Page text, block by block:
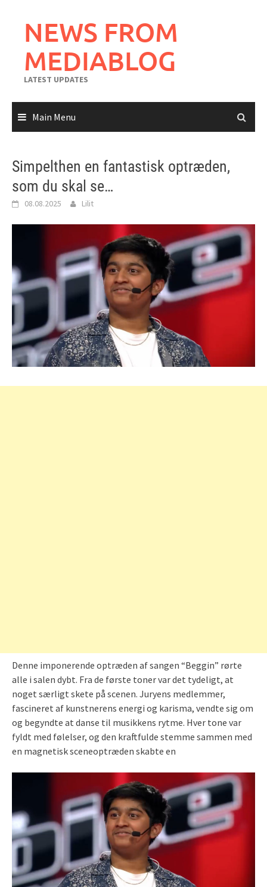
contentNEWS FROM
MEDIABLOG
LATEST UPDATES
Main Menu
Simpelthen en fantastisk optræden,
som du skal se…
08.08.2025 Lilit
Denne imponerende optræden af sangen “Beggin” rørte
alle i salen dybt. Fra de første toner var det tydeligt, at
noget særligt skete på scenen. Juryens medlemmer,
fascineret af kunstnerens energi og karisma, vendte sig om
og begyndte at danse til musikkens rytme. Hver tone var
fyldt med følelser, og den kraftfulde stemme sammen med
en magnetisk sceneoptræden skabte en